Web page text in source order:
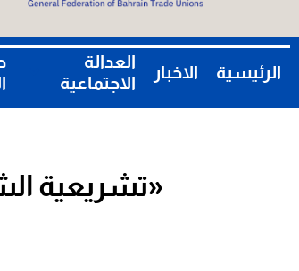
الرئيسية الاخبار
العدالة
الاجتماعية
«تشريعية الشورى» تؤكد السلامة القانونية لـ «بطاقة تخفيض المتقاعدين»